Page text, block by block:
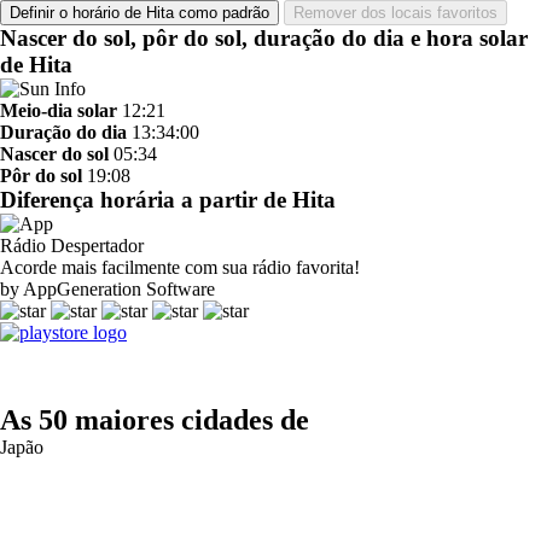
Definir o horário de Hita como padrão Remover dos locais favoritos
Nascer do sol, pôr do sol, duração do dia e hora solar
de Hita
Meio-dia solar 12:21
Duração do dia 13:34:00
Nascer do sol 05:34
Pôr do sol 19:08
Diferença horária a partir de Hita
Rádio Despertador
Acorde mais facilmente com sua rádio favorita!
by AppGeneration Software
As 50 maiores cidades de
Japão